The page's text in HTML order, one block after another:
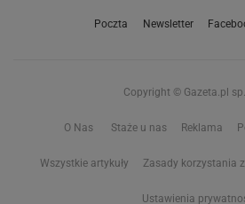
Poczta Newsletter
Copyright © Gazeta.pl
O Nas Staże u nas Reklama
Wszystkie artykuły Zasady korzystania
Ustawienia